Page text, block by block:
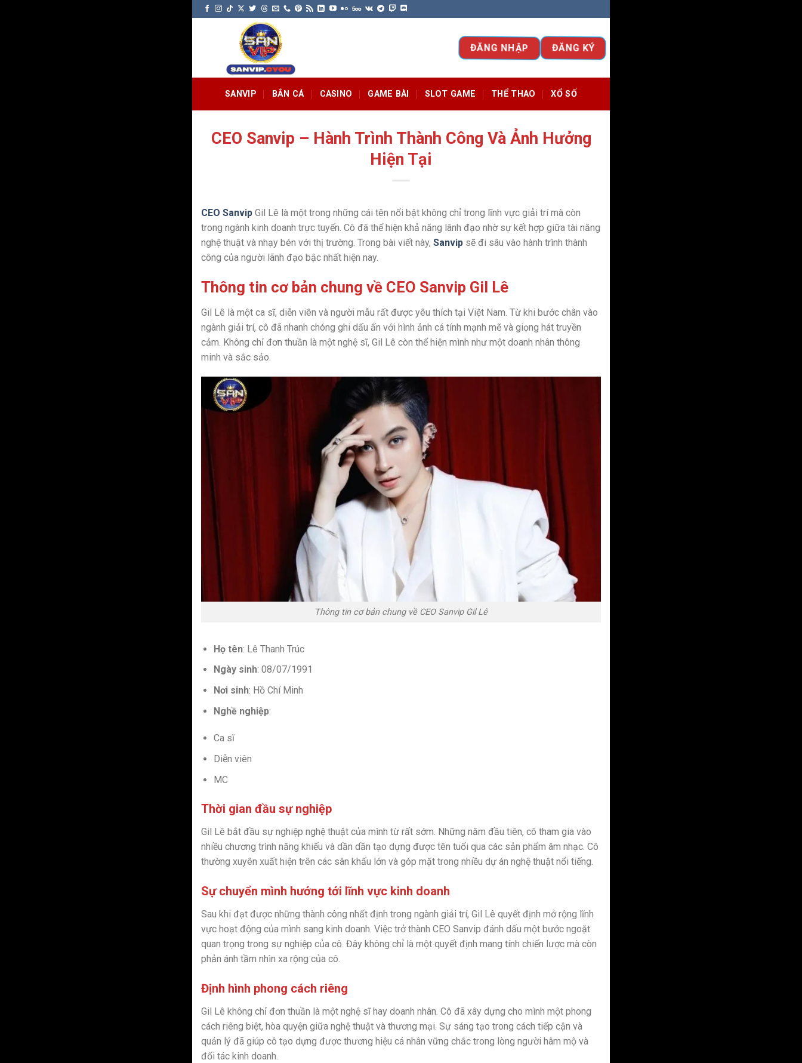
ĐĂNG NHẬP ĐĂNG KÝ
SANVIP BẮN CÁ CASINO GAME BÀI SLOT GAME THỂ THAO XỔ SỐ
CEO Sanvip – Hành Trình Thành Công Và Ảnh Hưởng
Hiện Tại
CEO Sanvip Gil Lê là một trong những cái tên nổi bật không chỉ trong lĩnh vực giải trí mà còn
trong ngành kinh doanh trực tuyến. Cô đã thể hiện khả năng lãnh đạo nhờ sự kết hợp giữa tài năng
nghệ thuật và nhạy bén với thị trường. Trong bài viết này, Sanvip sẽ đi sâu vào hành trình thành
công của người lãnh đạo bậc nhất hiện nay.
Thông tin cơ bản chung về CEO Sanvip Gil Lê
Gil Lê là một ca sĩ, diễn viên và người mẫu rất được yêu thích tại Việt Nam. Từ khi bước chân vào
ngành giải trí, cô đã nhanh chóng ghi dấu ấn với hình ảnh cá tính mạnh mẽ và giọng hát truyền
cảm. Không chỉ đơn thuần là một nghệ sĩ, Gil Lê còn thể hiện mình như một doanh nhân thông
minh và sắc sảo.
Thông tin cơ bản chung về CEO Sanvip Gil Lê
Họ tên: Lê Thanh Trúc
Ngày sinh: 08/07/1991
Nơi sinh: Hồ Chí Minh
Nghề nghiệp:
Ca sĩ
Diễn viên
MC
Thời gian đầu sự nghiệp
Gil Lê bắt đầu sự nghiệp nghệ thuật của mình từ rất sớm. Những năm đầu tiên, cô tham gia vào
nhiều chương trình năng khiếu và dần dần tạo dựng được tên tuổi qua các sản phẩm âm nhạc. Cô
thường xuyên xuất hiện trên các sân khấu lớn và góp mặt trong nhiều dự án nghệ thuật nổi tiếng.
Sự chuyển mình hướng tới lĩnh vực kinh doanh
Sau khi đạt được những thành công nhất định trong ngành giải trí, Gil Lê quyết định mở rộng lĩnh
vực hoạt động của mình sang kinh doanh. Việc trở thành CEO Sanvip đánh dấu một bước ngoặt
quan trọng trong sự nghiệp của cô. Đây không chỉ là một quyết định mang tính chiến lược mà còn
phản ánh tầm nhìn xa rộng của cô.
Định hình phong cách riêng
Gil Lê không chỉ đơn thuần là một nghệ sĩ hay doanh nhân. Cô đã xây dựng cho mình một phong
cách riêng biệt, hòa quyện giữa nghệ thuật và thương mại. Sự sáng tạo trong cách tiếp cận và
quản lý đã giúp cô tạo dựng được thương hiệu cá nhân vững chắc trong lòng người hâm mộ và
đối tác kinh doanh.